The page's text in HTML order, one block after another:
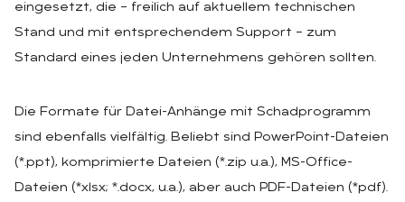
eingesetzt, die – freilich auf aktuellem technischen
Stand und mit entsprechendem Support – zum
Standard eines jeden Unternehmens gehören sollten.
Die Formate für Datei-Anhänge mit Schadprogramm
sind ebenfalls vielfältig. Beliebt sind PowerPoint-Dateien
(*.ppt), komprimierte Dateien (*.zip u.a.), MS-Office-
Dateien (*xlsx; *.docx, u.a.), aber auch PDF-Dateien (*pdf).